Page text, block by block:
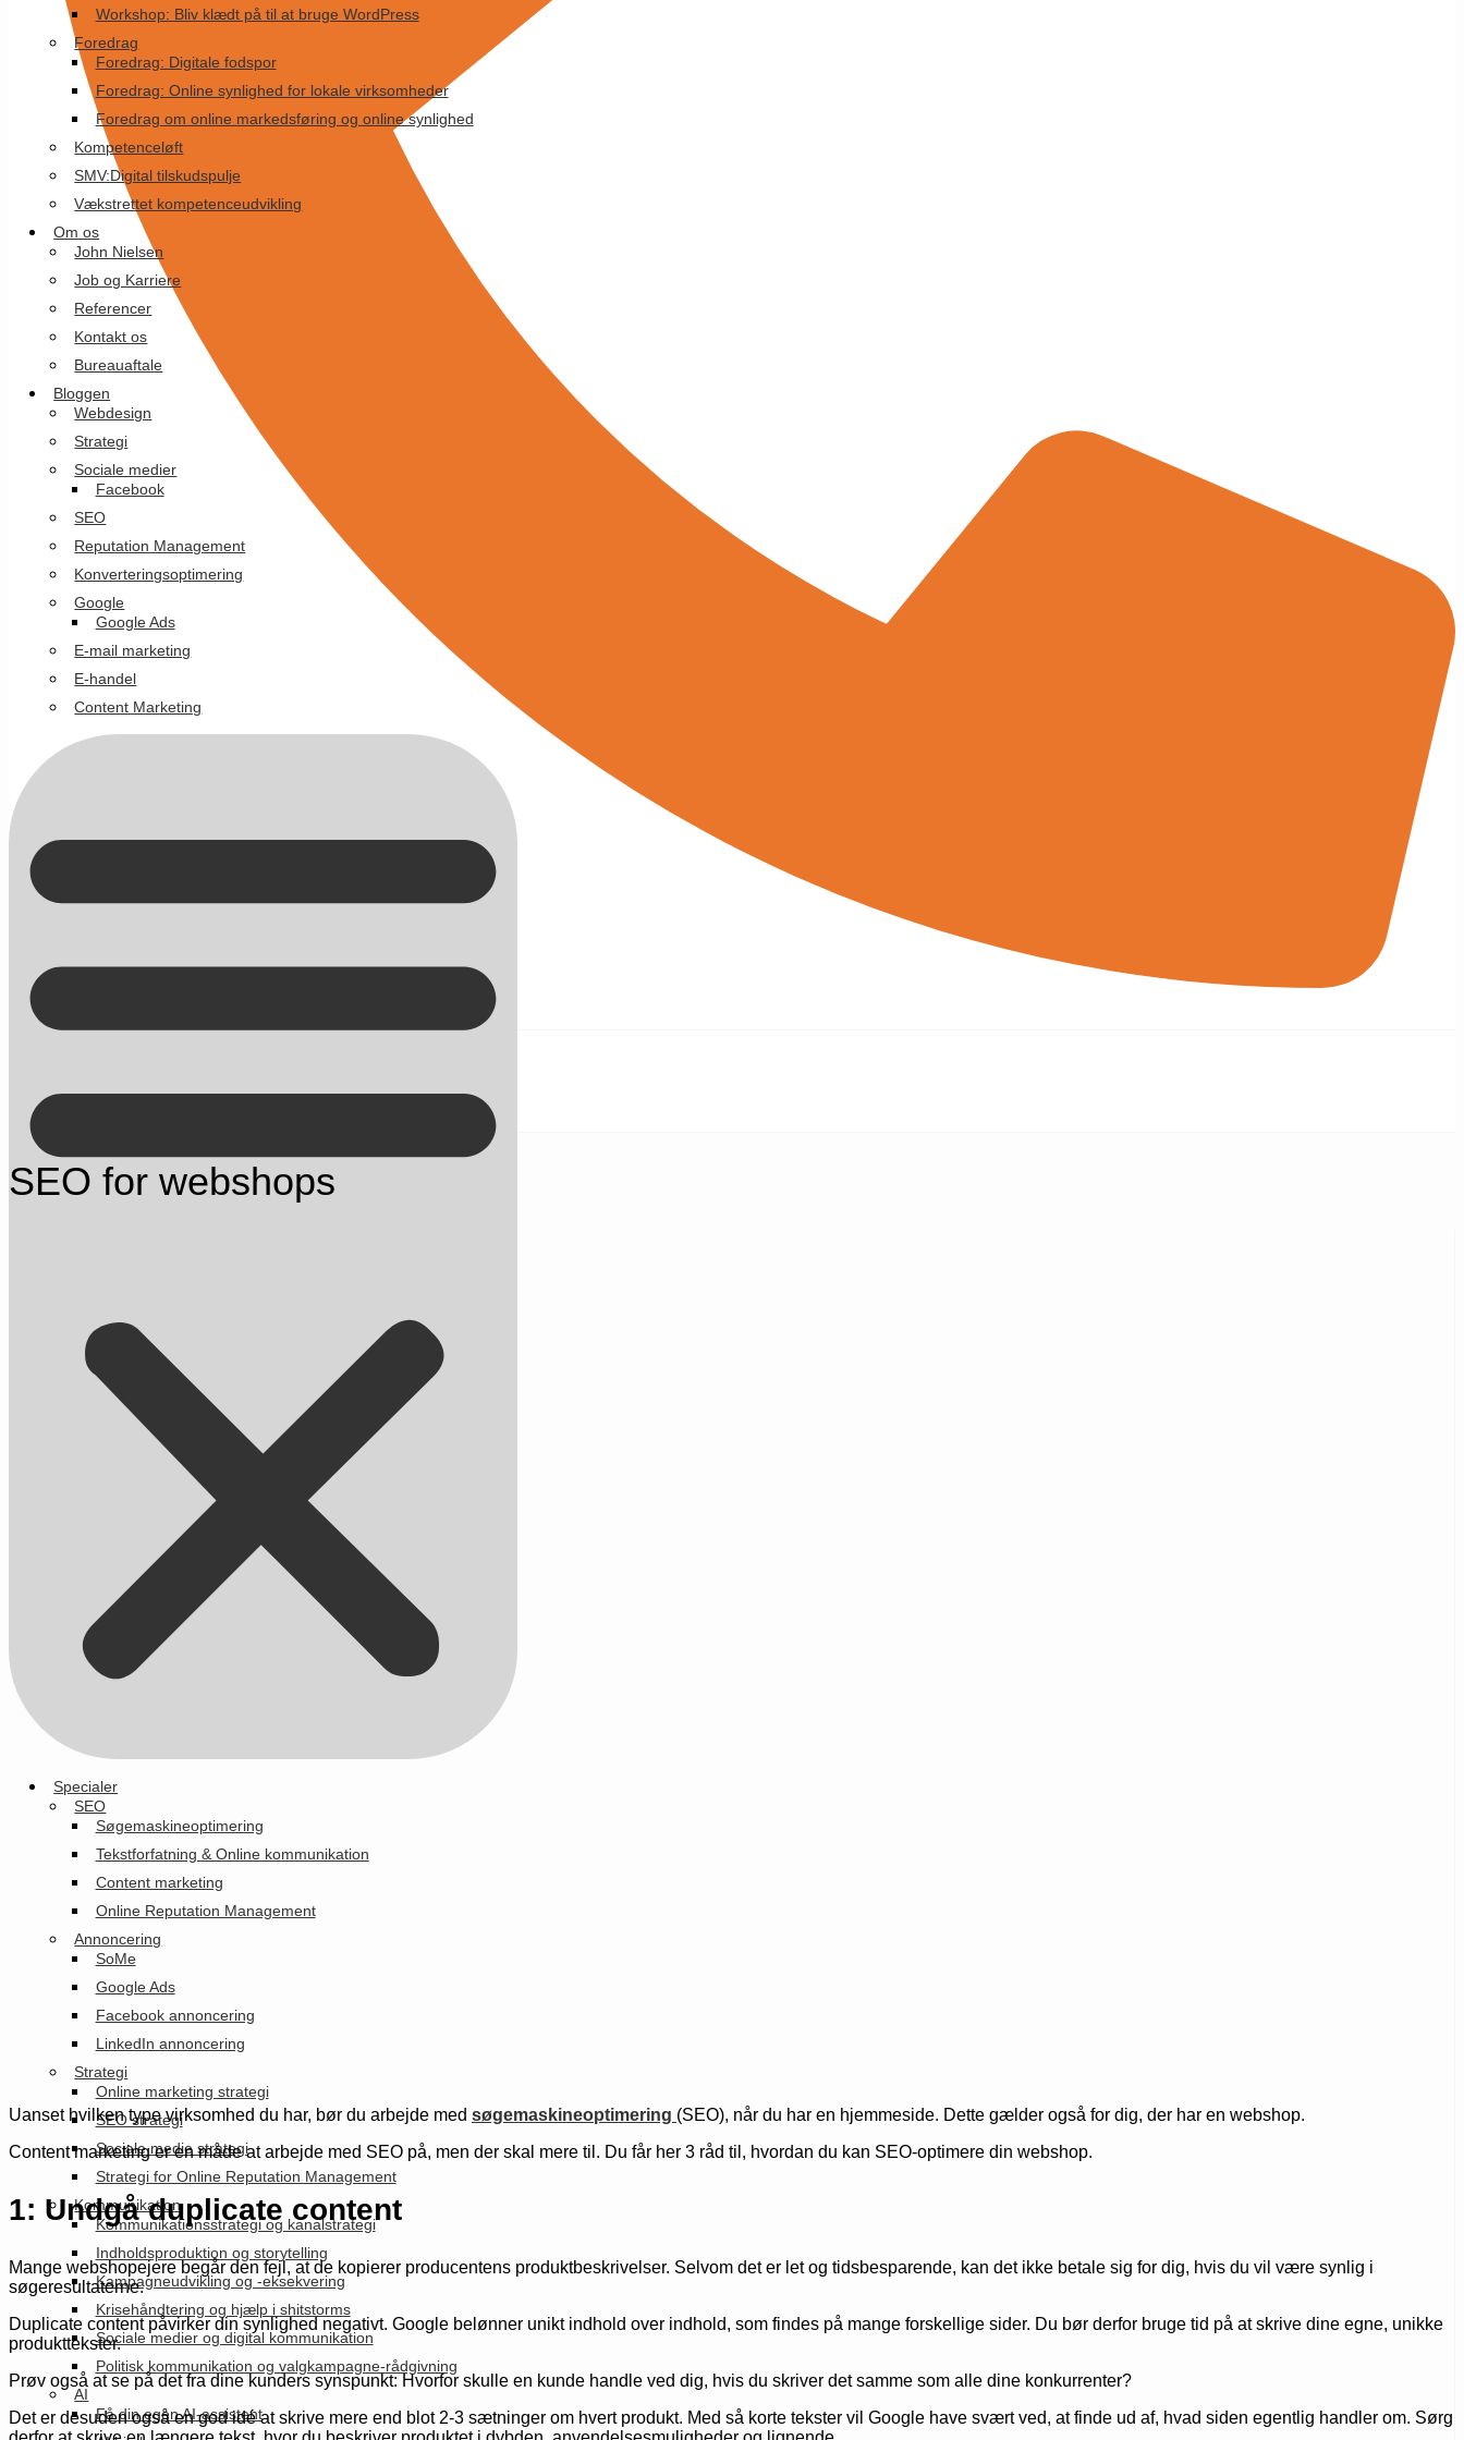
Kontakt på +45 70 13 63 23
Workshop: Bliv klædt på til at bruge WordPress
Foredrag
Foredrag: Digitale fodspor
Foredrag: Online synlighed for lokale virksomheder
Foredrag om online markedsføring og online synlighed
Kompetenceløft
SMV:Digital tilskudspulje
Vækstrettet kompetenceudvikling
Om os
John Nielsen
Job og Karriere
Referencer
Kontakt os
Bureauaftale
Bloggen
Webdesign
Strategi
Sociale medier
Facebook
SEO
Reputation Management
Konverteringsoptimering
Google
Google Ads
E-mail marketing
E-handel
Content Marketing
Specialer
SEO
Søgemaskineoptimering
Tekstforfatning & Online kommunikation
Content marketing
Online Reputation Management
Annoncering
SoMe
Google Ads
Facebook annoncering
LinkedIn annoncering
Strategi
Online marketing strategi
SEO strategi
Sociale medie strategi
Strategi for Online Reputation Management
Kommunikation
Kommunikationsstrategi og kanalstrategi
Indholdsproduktion og storytelling
Kampagneudvikling og -eksekvering
Krisehåndtering og hjælp i shitstorms
Sociale medier og digital kommunikation
Politisk kommunikation og valgkampagne-rådgivning
AI
Få din egen AI-assistent
SEO for webshops
Uanset hvilken type virksomhed du har, bør du arbejde med søgemaskineoptimering (SEO), når du har en hjemmeside. Dette gælder også for dig, der har en webshop.
Content marketing er en måde at arbejde med SEO på, men der skal mere til. Du får her 3 råd til, hvordan du kan SEO-optimere din webshop.
1: Undgå duplicate content
Mange webshopejere begår den fejl, at de kopierer producentens produktbeskrivelser. Selvom det er let og tidsbesparende, kan det ikke betale sig for dig, hvis du vil være synlig i
søgeresultaterne.
Duplicate content påvirker din synlighed negativt. Google belønner unikt indhold over indhold, som findes på mange forskellige sider. Du bør derfor bruge tid på at skrive dine egne, unikke
produkttekster.
Prøv også at se på det fra dine kunders synspunkt: Hvorfor skulle en kunde handle ved dig, hvis du skriver det samme som alle dine konkurrenter?
Det er desuden også en god idé at skrive mere end blot 2-3 sætninger om hvert produkt. Med så korte tekster vil Google have svært ved, at finde ud af, hvad siden egentlig handler om. Sørg